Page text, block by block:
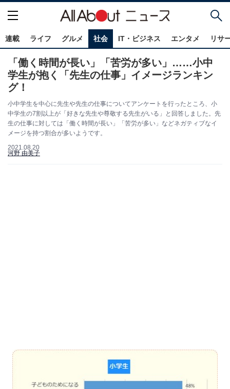
連載 ライフ グルメ 社会 IT・ビジネス エンタメ リサ
「働く時間が長い」「苦労が多い」……小中
学生が抱く「先生の仕事」イメージランキン
グ！
小中学生を中心に先生や先生の仕事についてアンケートを行ったところ、小
中学生の7割以上が「好きな先生や尊敬する先生がいる」と回答しました。先
生の仕事に対しては「働く時間が長い」「苦労が多い」などネガティブなイ
メージを持つ割合が多いようです。
2021.08.20
河野 由美子